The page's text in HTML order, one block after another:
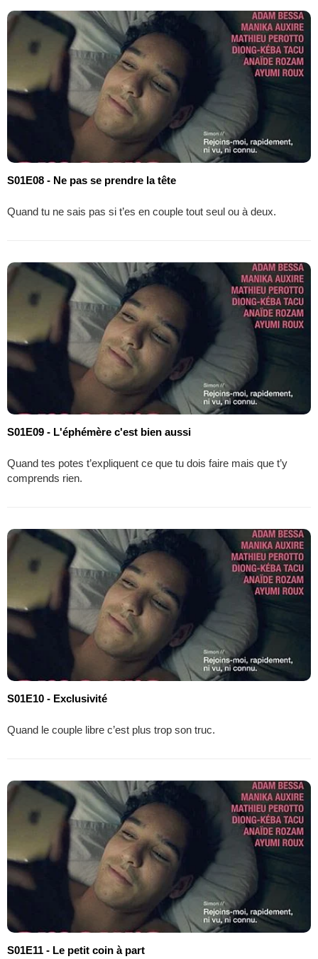
S01E08 - Ne pas se prendre la tête
Quand tu ne sais pas si t’es en couple tout seul ou à deux.
S01E09 - L'éphémère c'est bien aussi
Quand tes potes t’expliquent ce que tu dois faire mais que t’y
comprends rien.
S01E10 - Exclusivité
Quand le couple libre c’est plus trop son truc.
S01E11 - Le petit coin à part